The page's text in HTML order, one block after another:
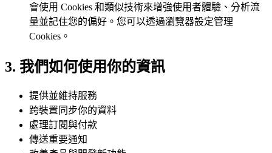
會使用 Cookies 和類似技術來增強使用者體驗、分析流
量並記住您的偏好。您可以透過瀏覽器設定管理
Cookies。
3. 我們如何使用你的資訊
提供並維持服務
跨裝置同步你的資料
處理訂閱與付款
傳送重要通知